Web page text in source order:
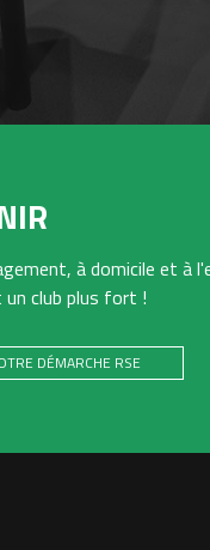
à domicile et à
club plus fort !
DÉMARCHE RSE